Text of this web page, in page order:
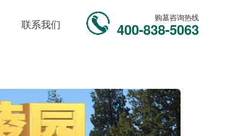
联系我们
购墓咨询热线
400-838-5063